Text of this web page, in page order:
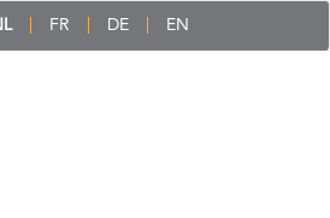
FR DE EN